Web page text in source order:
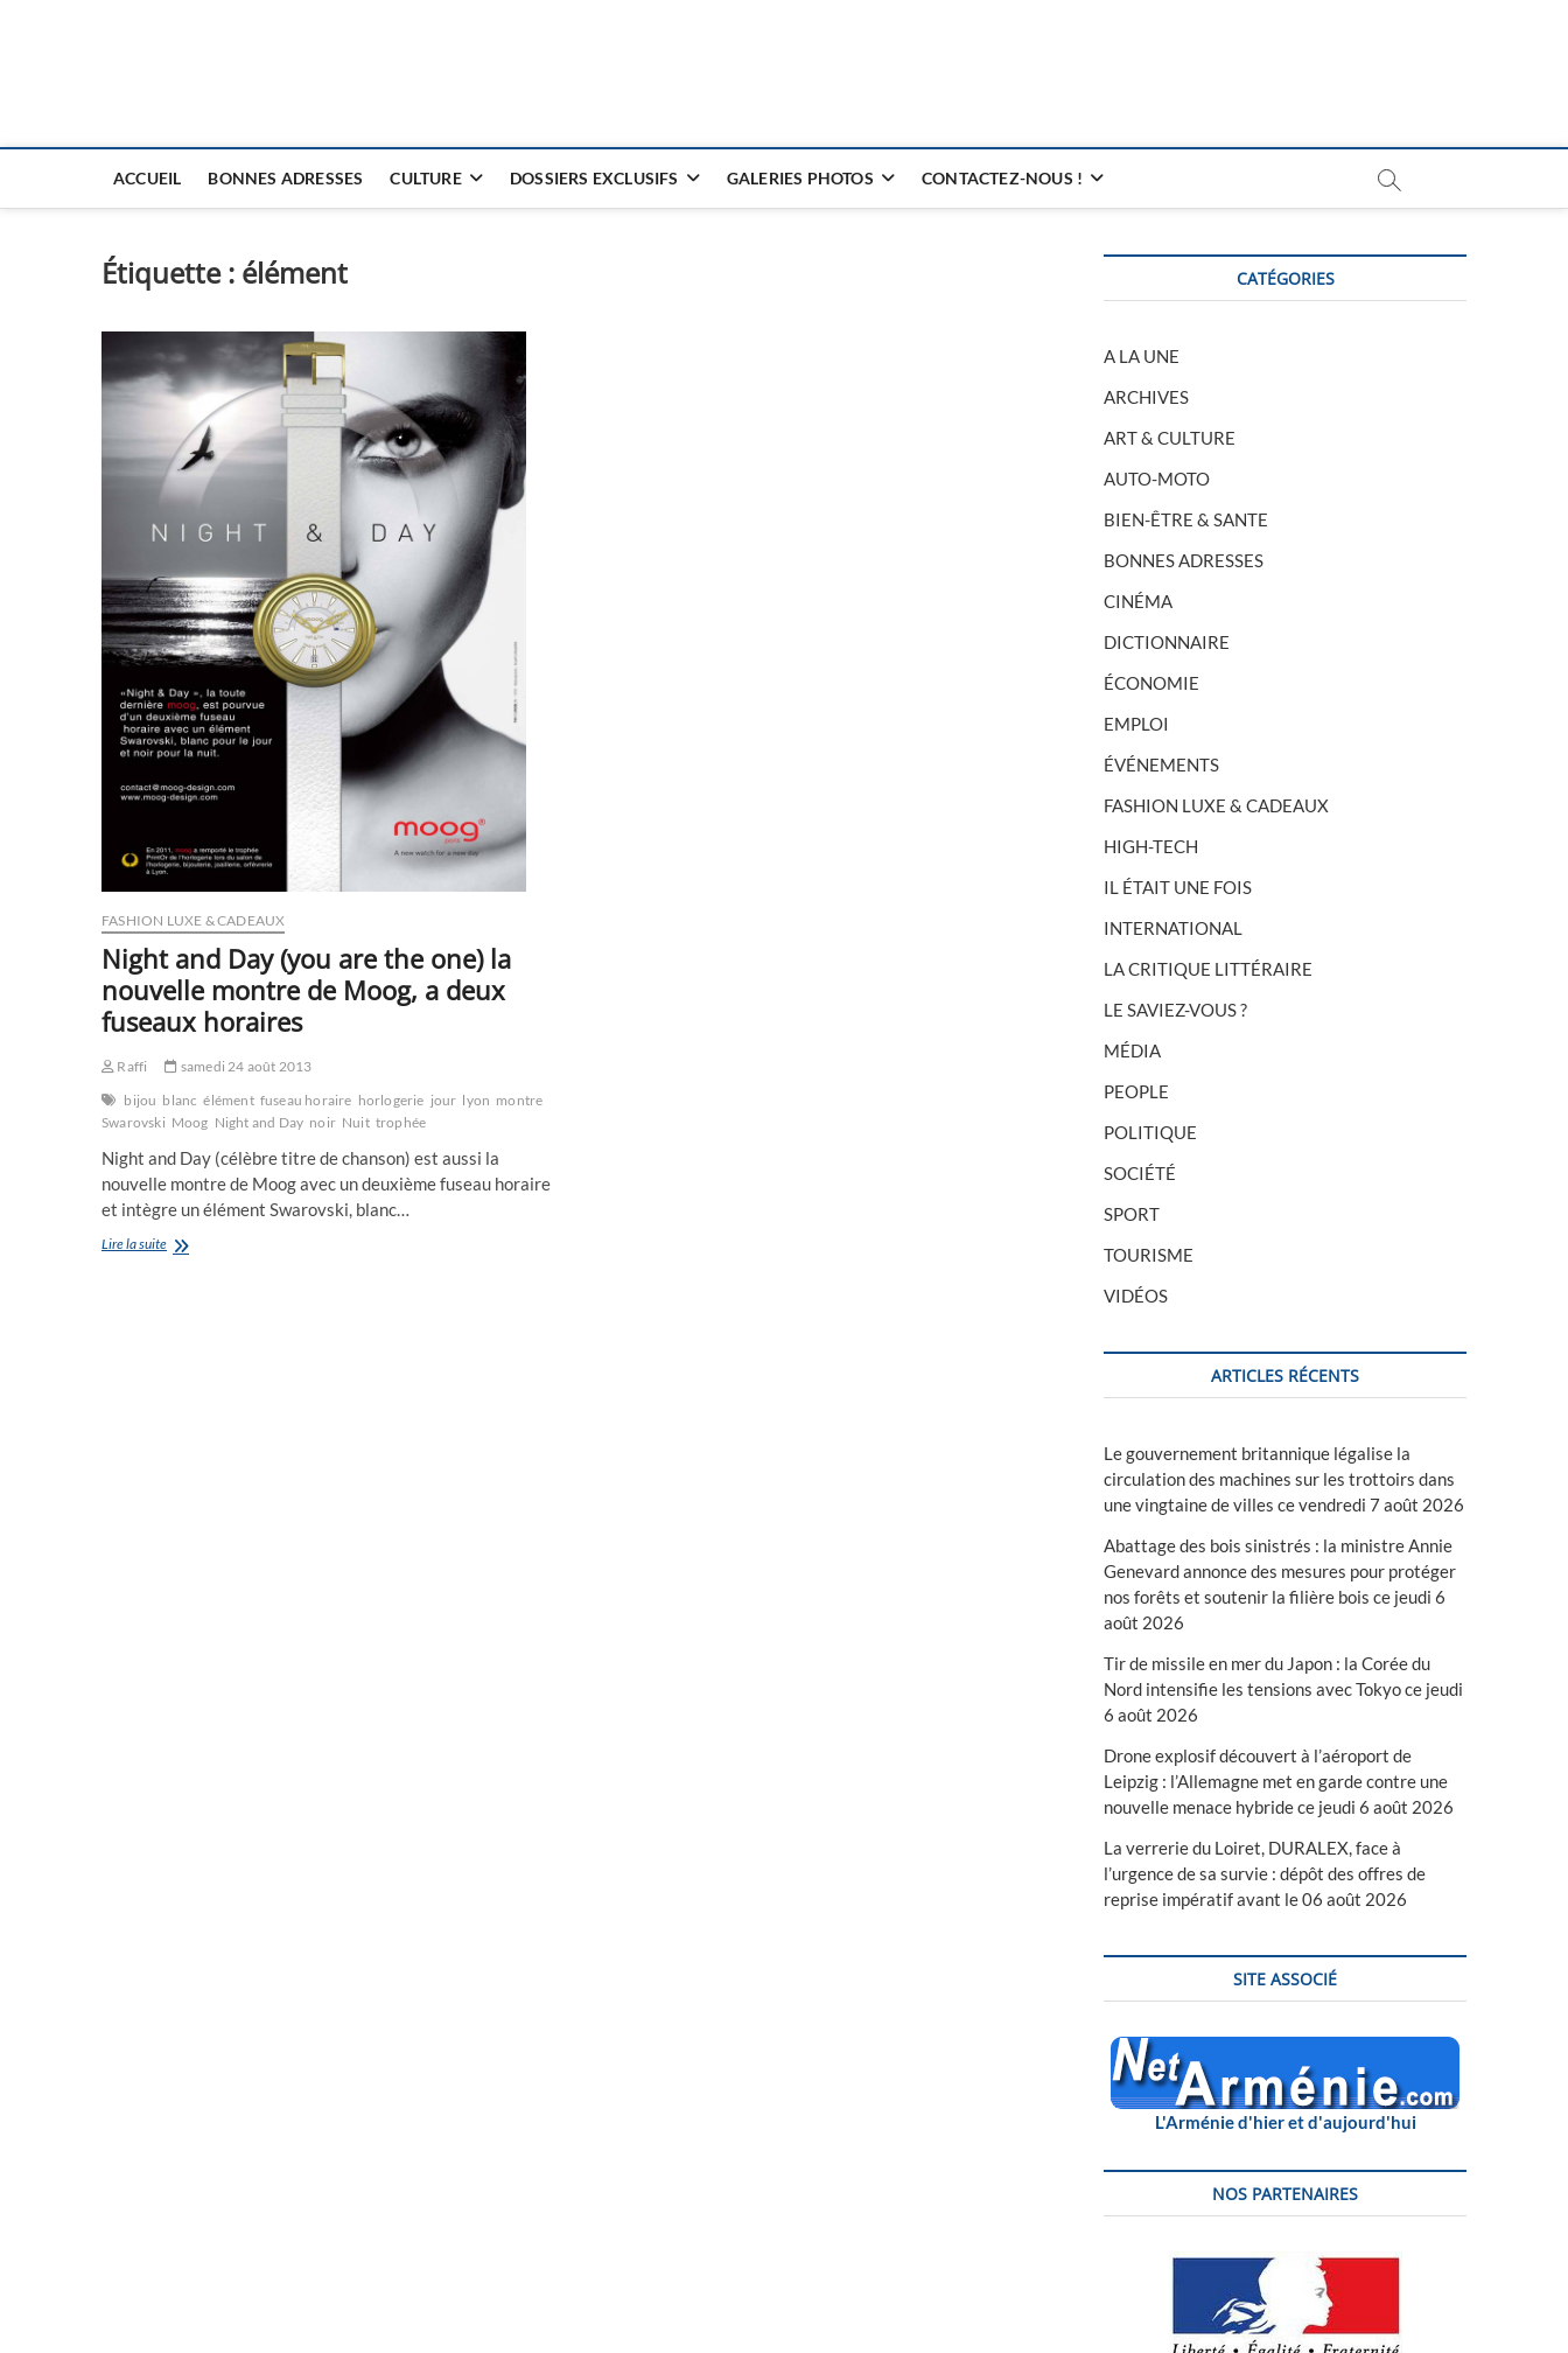
ACCUEIL BONNES ADRESSES CULTURE DOSSIERS EXCLUSIFS GALERIES PHOTOS CONTACTEZ-NOUS !
Étiquette : élément
FASHION LUXE & CADEAUX
Night and Day (you are the one) la
nouvelle montre de Moog, a deux
fuseaux horaires
Raffi
samedi 24 août 2013
bijou blanc élément fuseau horaire horlogerie jour lyon montre
Swarovski Moog Night and Day noir Nuit trophée
Night and Day (célèbre titre de chanson) est aussi la
nouvelle montre de Moog avec un deuxième fuseau horaire
et intègre un élément Swarovski, blanc…
Lire la suiteNight
CATÉGORIES
A LA UNE
ARCHIVES
ART & CULTURE
AUTO-MOTO
BIEN-ÊTRE & SANTE
BONNES ADRESSES
CINÉMA
DICTIONNAIRE
ÉCONOMIE
EMPLOI
ÉVÉNEMENTS
FASHION LUXE & CADEAUX
HIGH-TECH
IL ÉTAIT UNE FOIS
INTERNATIONAL
LA CRITIQUE LITTÉRAIRE
LE SAVIEZ-VOUS ?
MÉDIA
PEOPLE
POLITIQUE
SOCIÉTÉ
SPORT
TOURISME
VIDÉOS
ARTICLES RÉCENTS
Le gouvernement britannique légalise la
circulation des machines sur les trottoirs dans
une vingtaine de villes ce vendredi 7 août 2026
Abattage des bois sinistrés : la ministre Annie
Genevard annonce des mesures pour protéger
nos forêts et soutenir la filière bois ce jeudi 6
août 2026
Tir de missile en mer du Japon : la Corée du
Nord intensifie les tensions avec Tokyo ce jeudi
6 août 2026
Drone explosif découvert à l’aéroport de
Leipzig : l’Allemagne met en garde contre une
nouvelle menace hybride ce jeudi 6 août 2026
La verrerie du Loiret, DURALEX, face à
l’urgence de sa survie : dépôt des offres de
reprise impératif avant le 06 août 2026
SITE ASSOCIÉ
L'Arménie d'hier et d'aujourd'hui
NOS PARTENAIRES